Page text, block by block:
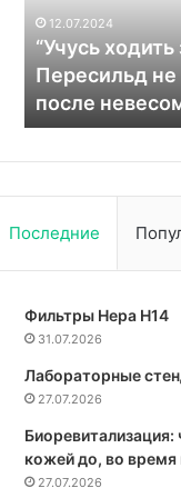
за
двух
напитков
вскоре
после
13.10.2025
Что
резкий
напитков
Последние
Фильтры Hepa Н14
31.07.2026
Лабораторные
27.07.2026
Биоревитализация:
кожей до, во
27.07.2026